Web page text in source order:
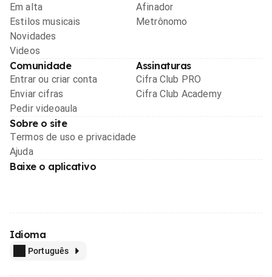
Em alta
Estilos musicais
Novidades
Videos
Afinador
Metrônomo
Comunidade
Entrar ou criar conta
Enviar cifras
Pedir videoaula
Assinaturas
Cifra Club PRO
Cifra Club Academy
Sobre o site
Termos de uso e privacidade
Ajuda
Baixe o aplicativo
Idioma
Português